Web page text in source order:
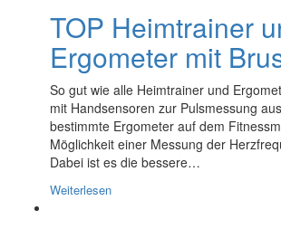
TOP Heimtrainer
Ergometer mit
So gut wie alle Heimtrainer und
mit Handsensoren zur Pulsmessung
bestimmte Ergometer auf dem
Möglichkeit einer Messung der
Dabei ist es die bessere…
Weiterlesen